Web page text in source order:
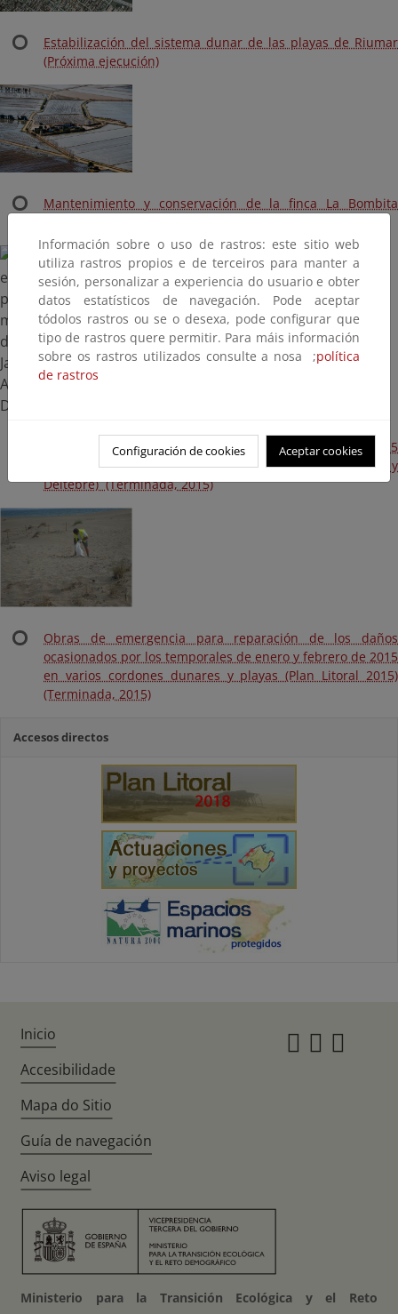
Estabilización del sistema dunar de las playas de Riumar
(Próxima ejecución)
Mantenimiento y conservación de la finca La Bombita
Obras de emergencia daños producidos en marzo 2015
(T.M. de Alcanar, Sant Jaume d’Enveja, Amposta y
Deltebre) (Terminada, 2015)
Obras de emergencia para reparación de los daños
ocasionados por los temporales de enero y febrero de 2015
en varios cordones dunares y playas (Plan Litoral 2015)
(Terminada, 2015)
Accesos directos
Información sobre o uso de rastros: este sitio web
utiliza rastros propios e de terceiros para manter a
sesión, personalizar a experiencia do usuario e obter
datos estatísticos de navegación. Pode aceptar
tódolos rastros ou se o desexa, pode configurar que
tipo de rastros quere permitir. Para máis información
sobre os rastros utilizados consulte a nosa ;política
de rastros
Configuración de cookies Aceptar cookies
Inicio
Accesibilidade
Mapa do Sitio
Guía de navegación
Aviso legal
Ministerio para la Transición Ecológica y el Reto